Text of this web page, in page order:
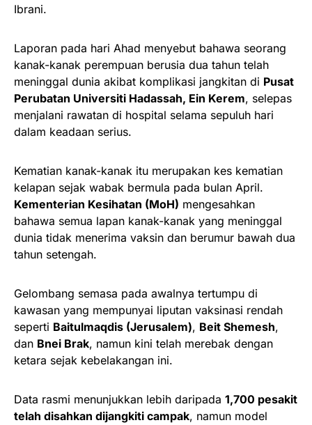
Ibrani.
Laporan pada hari Ahad menyebut bahawa seorang
kanak-kanak perempuan berusia dua tahun telah
meninggal dunia akibat komplikasi jangkitan di Pusat
Perubatan Universiti Hadassah, Ein Kerem, selepas
menjalani rawatan di hospital selama sepuluh hari
dalam keadaan serius.
Kematian kanak-kanak itu merupakan kes kematian
kelapan sejak wabak bermula pada bulan April.
Kementerian Kesihatan (MoH) mengesahkan
bahawa semua lapan kanak-kanak yang meninggal
dunia tidak menerima vaksin dan berumur bawah dua
tahun setengah.
Gelombang semasa pada awalnya tertumpu di
kawasan yang mempunyai liputan vaksinasi rendah
seperti Baitulmaqdis (Jerusalem), Beit Shemesh,
dan Bnei Brak, namun kini telah merebak dengan
ketara sejak kebelakangan ini.
Data rasmi menunjukkan lebih daripada 1,700 pesakit
telah disahkan dijangkiti campak, namun model